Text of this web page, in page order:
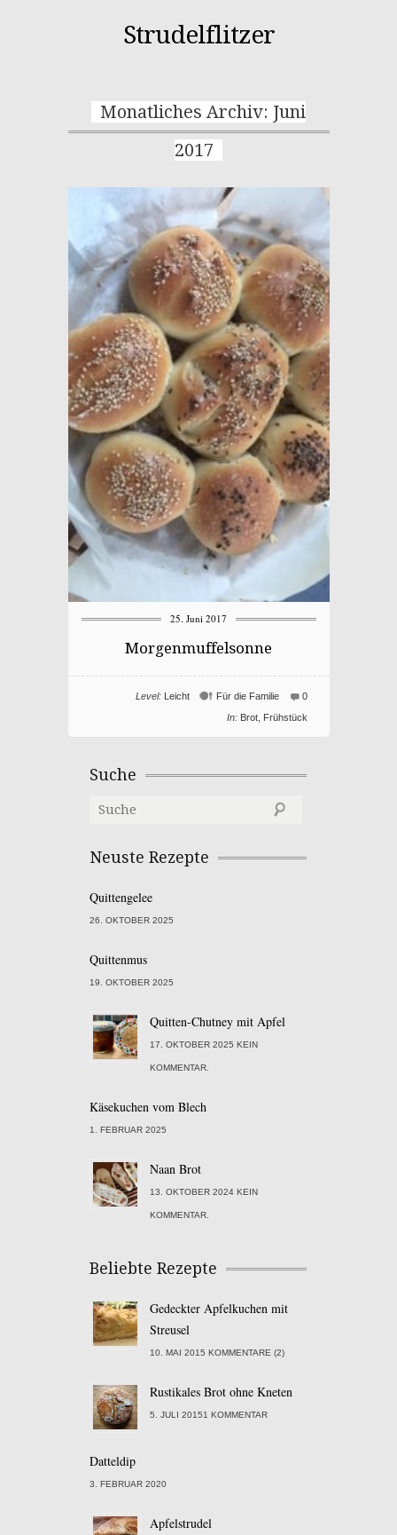
Strudelflitzer
Monatliches Archiv: Juni
2017
25. Juni 2017
Morgenmuffelsonne
0
Für die Familie
Level: Leicht
In: Brot, Frühstück
Suche
Neuste Rezepte
Quittengelee
26. OKTOBER 2025
Quittenmus
19. OKTOBER 2025
Quitten-Chutney mit Apfel
17. OKTOBER 2025 KEIN
KOMMENTAR.
Käsekuchen vom Blech
1. FEBRUAR 2025
Naan Brot
13. OKTOBER 2024 KEIN
KOMMENTAR.
Beliebte Rezepte
Gedeckter Apfelkuchen mit
Streusel
10. MAI 2015 KOMMENTARE (2)
Rustikales Brot ohne Kneten
5. JULI 20151 KOMMENTAR
Datteldip
3. FEBRUAR 2020
Apfelstrudel